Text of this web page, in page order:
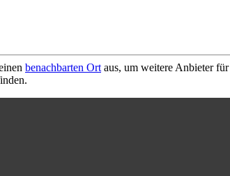
benachbarten Ort aus, um weitere Anbieter für